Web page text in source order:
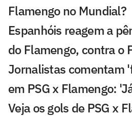
Flamengo no Mundial?
Espanhóis reagem a
do Flamengo, contra o
Jornalistas comentam
em PSG x Flamengo:
Veja os gols de PSG x